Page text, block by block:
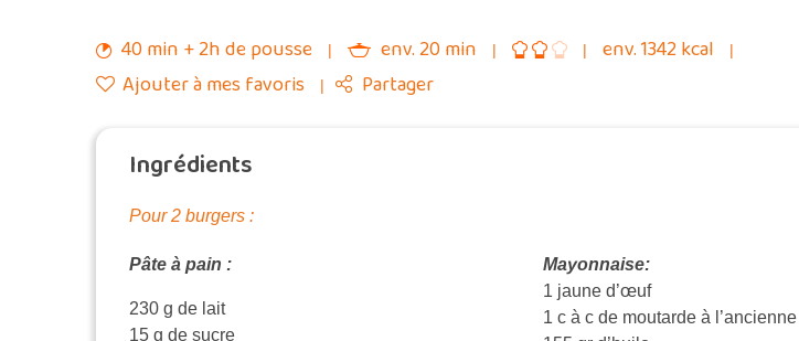
40 min + 2h de pousse env. 20 min
env. 1342 kcal
Ajouter à mes favoris
Partager
Ingrédients
Pour 2 burgers :
Pâte à pain :
230 g de lait
15 g de sucre
Mayonnaise:
1 jaune d’œuf
1 c à c de moutarde à l’ancienne